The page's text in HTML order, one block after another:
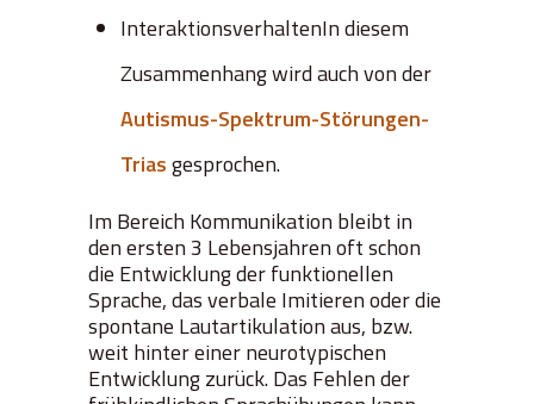
InteraktionsverhaltenIn diesem
Zusammenhang wird auch von der
Autismus-Spektrum-Störungen-
Triasgesprochen.
Im Bereich Kommunikation bleibt in
den ersten 3 Lebensjahren oft schon
die Entwicklung der funktionellen
Sprache, das verbale Imitieren oder die
spontane Lautartikulation aus, bzw.
weit hinter einer neurotypischen
Entwicklung zurück. Das Fehlen der